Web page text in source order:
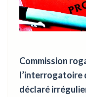
Commission
l’interrogatoire
déclaré